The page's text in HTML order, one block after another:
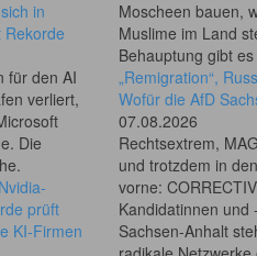
in
Rekorde
für den AI
verliert,
Die
prüft
KI-Firmen
Moscheen bauen,
Muslime im Land
Behauptung gibt
„Remigration“,
Wofür die AfD
07.08.2026
Rechtsextrem,
und trotzdem in
vorne:
Kandidatinnen und
Sachsen-Anhalt